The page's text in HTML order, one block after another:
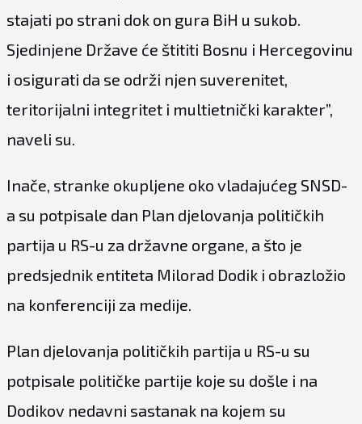
stajati po strani dok on gura BiH u sukob.
Sjedinjene Države će štititi Bosnu i Hercegovinu
i osigurati da se održi njen suverenitet,
teritorijalni integritet i multietnički karakter”,
naveli su.
Inače, stranke okupljene oko vladajućeg SNSD-
a su potpisale dan Plan djelovanja političkih
partija u RS-u za državne organe, a što je
predsjednik entiteta Milorad Dodik i obrazložio
na konferenciji za medije.
Plan djelovanja političkih partija u RS-u su
potpisale političke partije koje su došle i na
Dodikov nedavni sastanak na kojem su